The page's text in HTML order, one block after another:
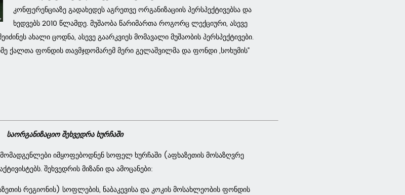
კონფერენციაზე გადახედეს აგრეთვე ორგანიზაციის პერსპექტივებსა და
ხედვებს 2010 წლამდე. მუშაობა წარიმართა როგორც ლექციური, ასევე
ახალი ცოდნა, ასევე გაარკვიეს მომავალი მუშაობის პერსპექტივები.
ქალთა ფონდის თავმჯდომარემ მერი გელაშვილმა და ფონდი „სოხუმის”
საორგანიზაციო შეხვედრა ხურჩაში
იმყოფებოდნენ სოფელ ხურჩაში (აფხაზეთის მოსაზღვრე
შეხვედრის მიზანი და ამოცანები:
რეგიონის) სოფლების, ნაბაკევისა და კოკის მოსახლეობის ფონდის